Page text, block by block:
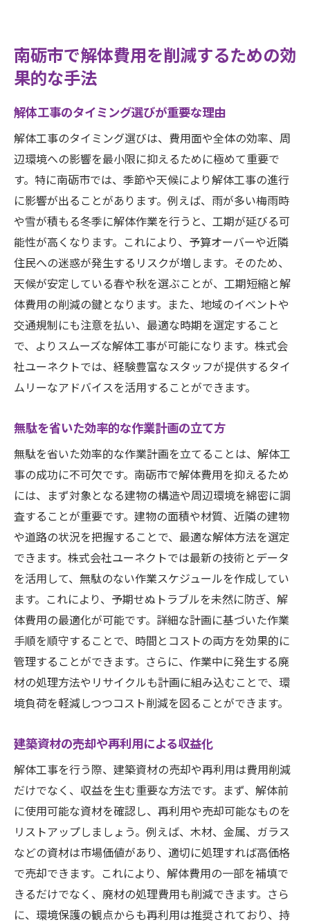
南砺市で解体費用を削減するための効
果的な手法
解体工事のタイミング選びが重要な理由
解体工事のタイミング選びは、費用面や全体の効率、周
辺環境への影響を最小限に抑えるために極めて重要で
す。特に南砺市では、季節や天候により解体工事の進行
に影響が出ることがあります。例えば、雨が多い梅雨時
や雪が積もる冬季に解体作業を行うと、工期が延びる可
能性が高くなります。これにより、予算オーバーや近隣
住民への迷惑が発生するリスクが増します。そのため、
天候が安定している春や秋を選ぶことが、工期短縮と解
体費用の削減の鍵となります。また、地域のイベントや
交通規制にも注意を払い、最適な時期を選定すること
で、よりスムーズな解体工事が可能になります。株式会
社ユーネクトでは、経験豊富なスタッフが提供するタイ
ムリーなアドバイスを活用することができます。
無駄を省いた効率的な作業計画の立て方
無駄を省いた効率的な作業計画を立てることは、解体工
事の成功に不可欠です。南砺市で解体費用を抑えるため
には、まず対象となる建物の構造や周辺環境を綿密に調
査することが重要です。建物の面積や材質、近隣の建物
や道路の状況を把握することで、最適な解体方法を選定
できます。株式会社ユーネクトでは最新の技術とデータ
を活用して、無駄のない作業スケジュールを作成してい
ます。これにより、予期せぬトラブルを未然に防ぎ、解
体費用の最適化が可能です。詳細な計画に基づいた作業
手順を順守することで、時間とコストの両方を効果的に
管理することができます。さらに、作業中に発生する廃
材の処理方法やリサイクルも計画に組み込むことで、環
境負荷を軽減しつつコスト削減を図ることができます。
建築資材の売却や再利用による収益化
解体工事を行う際、建築資材の売却や再利用は費用削減
だけでなく、収益を生む重要な方法です。まず、解体前
に使用可能な資材を確認し、再利用や売却可能なものを
リストアップしましょう。例えば、木材、金属、ガラス
などの資材は市場価値があり、適切に処理すれば高価格
で売却できます。これにより、解体費用の一部を補填で
きるだけでなく、廃材の処理費用も削減できます。さら
に、環境保護の観点からも再利用は推奨されており、持